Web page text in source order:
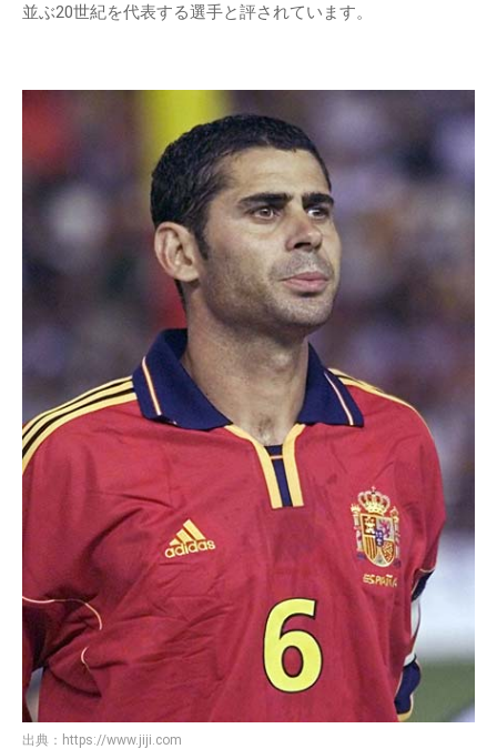
並ぶ20世紀を代表する選手と評されています。
出典： https://www.jiji.com